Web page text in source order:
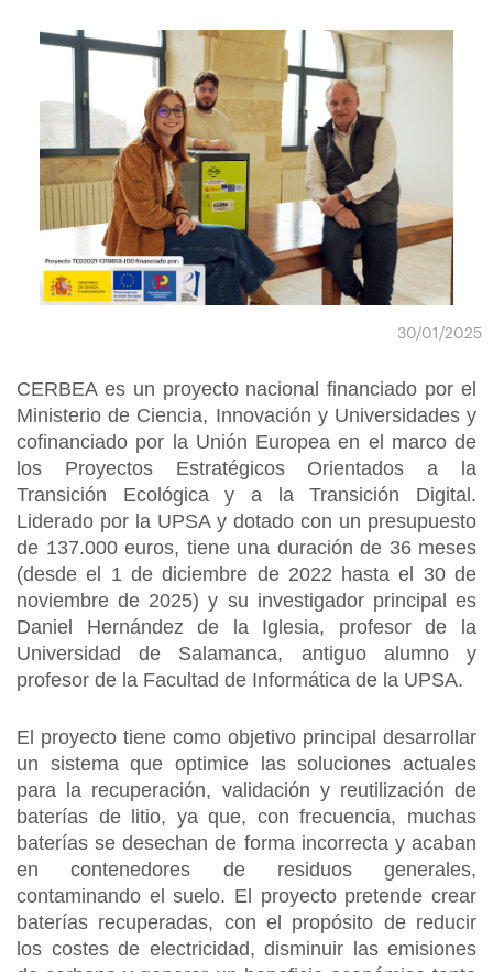
30/01/2025
CERBEA es un proyecto nacional financiado por el
Ministerio de Ciencia, Innovación y Universidades y
cofinanciado por la Unión Europea en el marco de
los Proyectos Estratégicos Orientados a la
Transición Ecológica y a la Transición Digital.
Liderado por la UPSA y dotado con un presupuesto
de 137.000 euros, tiene una duración de 36 meses
(desde el 1 de diciembre de 2022 hasta el 30 de
noviembre de 2025) y su investigador principal es
Daniel Hernández de la Iglesia, profesor de la
Universidad de Salamanca, antiguo alumno y
profesor de la Facultad de Informática de la UPSA.
El proyecto tiene como objetivo principal desarrollar
un sistema que optimice las soluciones actuales
para la recuperación, validación y reutilización de
baterías de litio, ya que, con frecuencia, muchas
baterías se desechan de forma incorrecta y acaban
en contenedores de residuos generales,
contaminando el suelo. El proyecto pretende crear
baterías recuperadas, con el propósito de reducir
los costes de electricidad, disminuir las emisiones